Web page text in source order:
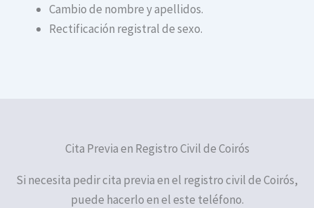
Cambio de nombre y apellidos.
Rectificación registral de sexo.
Cita Previa en Registro Civil de Coirós
Si necesita pedir cita previa en el registro civil de Coirós,
puede hacerlo en el este teléfono.